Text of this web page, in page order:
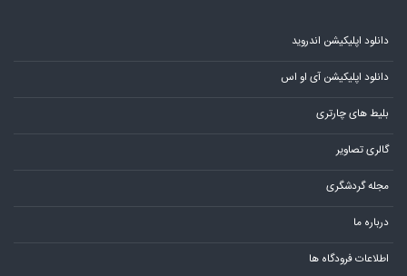
دانلود اپلیکیشن اندروید
دانلود اپلیکیشن آی او اس
بلیط های چارتری
گالری تصاویر
مجله گردشگری
درباره ما
اطلاعات فرودگاه ها